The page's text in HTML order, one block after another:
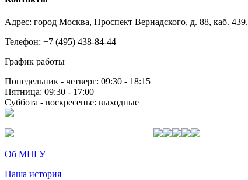
Адрес: город Москва, Проспект Вернадского, д. 88, каб. 439.
Телефон: +7 (495) 438-84-44
График работы
Понедельник - четверг: 09:30 - 18:15
Пятница: 09:30 - 17:00
Суббота - воскресенье: выходные
Об МПГУ
Наша история